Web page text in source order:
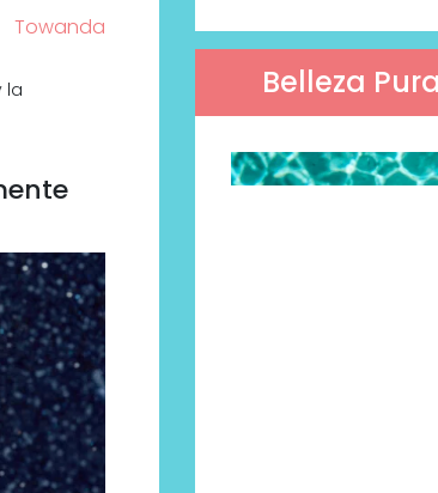
Towanda
la
Belleza